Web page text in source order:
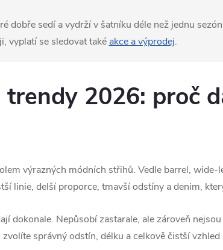
dobře sedí a vydrží v šatníku déle než jednu
vyplatí se sledovat také akce a výprodej.
trendy 2026: proč
výrazných módních střihů. Vedle barrel, wide-
linie, delší proporce, tmavší odstíny a denim,
dokonale. Nepůsobí zastarale, ale zároveň
správný odstín, délku a celkově čistší